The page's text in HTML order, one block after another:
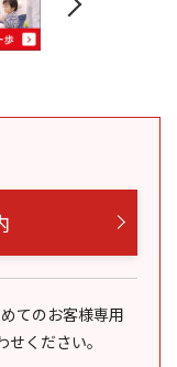
てのお客様専用
せください。